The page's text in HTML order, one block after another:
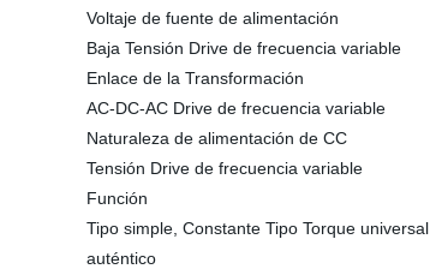
Voltaje de fuente de alimentación
Baja Tensión Drive de frecuencia variable
Enlace de la Transformación
AC-DC-AC Drive de frecuencia variable
Naturaleza de alimentación de CC
Tensión Drive de frecuencia variable
Función
Tipo simple, Constante Tipo Torque universal
auténtico